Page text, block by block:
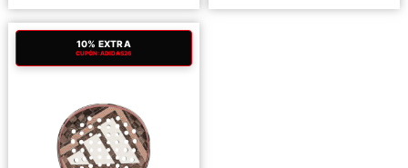
10% EXTRA
CUPÓN: ADIDAS26